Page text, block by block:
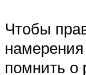
Чтобы
помнить о